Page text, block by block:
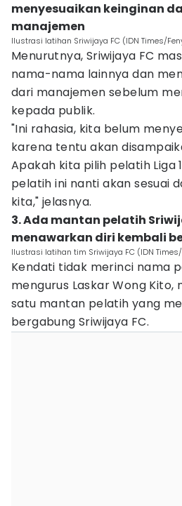
menyesuaikan keinginan
manajemen
Ilustrasi latihan Sriwijaya FC (IDN Times/
Menurutnya, Sriwijaya FC
nama-nama lainnya dan
dari manajemen sebelum
kepada publik.
"Ini rahasia, kita belum
karena tentu akan
Apakah kita pilih pelatih Liga
pelatih ini nanti akan sesuai
kita," jelasnya.
3. Ada mantan pelatih
menawarkan diri kembali
Ilustrasi latihan tim Sriwijaya FC (IDN
Kendati tidak merinci nama
mengurus Laskar Wong Kito,
satu mantan pelatih yang
bergabung Sriwijaya FC.